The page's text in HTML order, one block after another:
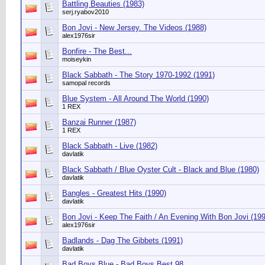
Battling Beauties (1983)
serj.ryabov2010
Bon Jovi - New Jersey. The Videos (1988)
alex1976sir
Bonfire - The Best...
moiseykin
Black Sabbath - The Story 1970-1992 (1991)
samopal records
Blue System - All Around The World (1990)
1 REX
Banzai Runner (1987)
1 REX
Black Sabbath - Live (1982)
davlatik
Black Sabbath / Blue Oyster Cult - Black and Blue (1980)
davlatik
Bangles - Greatest Hits (1990)
davlatik
Bon Jovi - Keep The Faith / An Evening With Bon Jovi
alex1976sir
Badlands - Dag The Gibbets (1991)
davlatik